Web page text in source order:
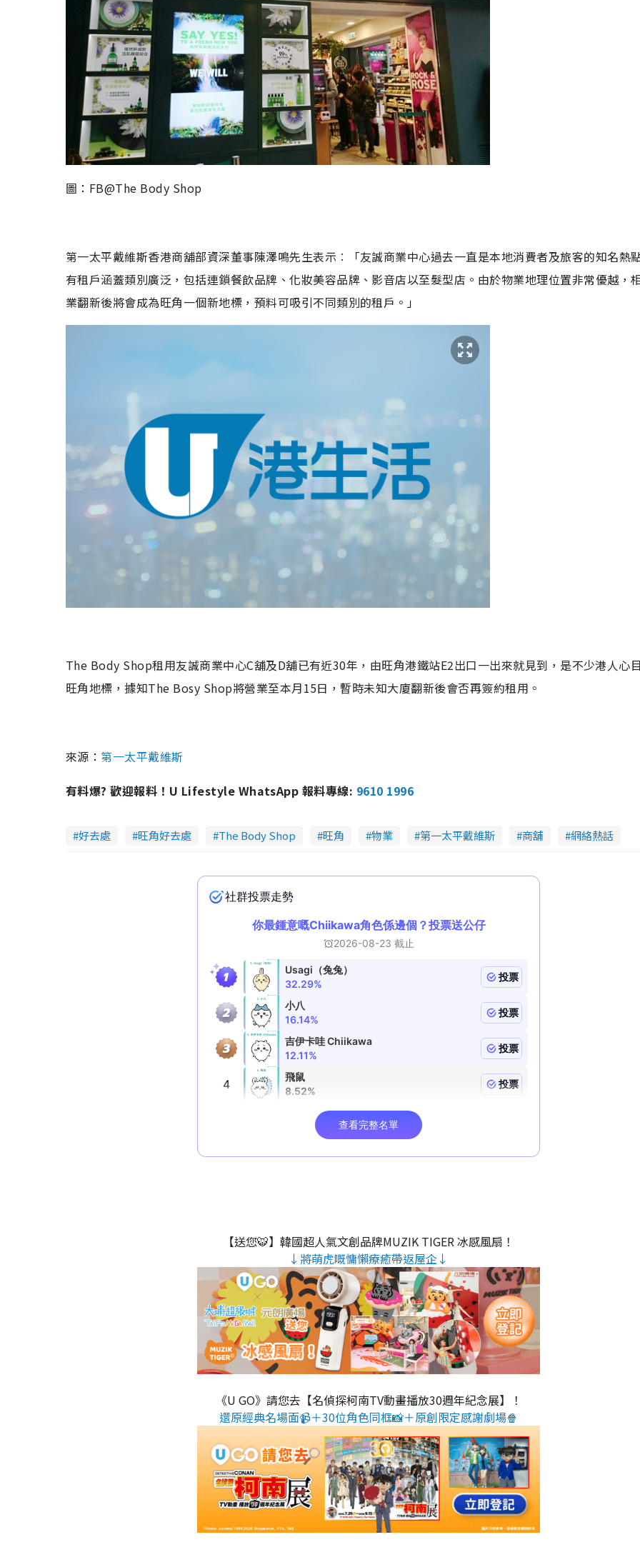
圖：FB@The Body Shop
第一太平戴維斯香港商舖部資深董事陳澤鳴先生表示︰「友誠商業中心過去一直是本地消費者及旅客的知名熱
有租戶涵蓋類別廣泛，包括連鎖餐飲品牌、化妝美容品牌、影音店以至髮型店。由於物業地理位置非常優越，
業翻新後將會成為旺角一個新地標，預料可吸引不同類別的租戶。」
The Body Shop租用友誠商業中心C舖及D舖已有近30年，由旺角港鐵站E2出口一出來就見到，是不少港人心
旺角地標，據知The Bosy Shop將營業至本月15日，暫時未知大廈翻新後會否再簽約租用。
來源： 第一太平戴維斯
有料爆? 歡迎報料！U Lifestyle WhatsApp 報料專線: 9610 1996
好去處 旺角好去處 The Body Shop 旺角 物業 第一太平戴維斯 商舖 網絡熱話
【送您🐯】韓國超人氣文創品牌MUZIK TIGER 冰感風扇！
↓將萌虎嘅慵懶療癒帶返屋企↓
《U GO》請您去【名偵探柯南TV動畫播放30週年紀念展】！
還原經典名場面📹＋30位角色同框📸＋原創限定感謝劇場🍿